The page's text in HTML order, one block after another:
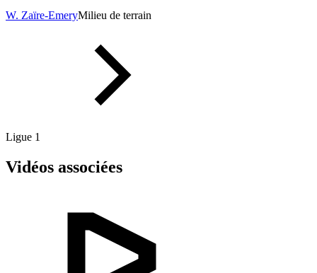
W. Zaïre-EmeryMilieu de terrain
Ligue 1
Vidéos associées